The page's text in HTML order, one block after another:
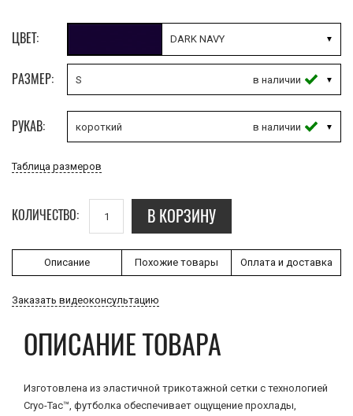
ЦВЕТ: DARK NAVY
РАЗМЕР: S
РУКАВ: короткий
Таблица размеров
КОЛИЧЕСТВО: В КОРЗИНУ
Описание Похожие товары Оплата и доставка
Заказать видеоконсультацию
ОПИСАНИЕ ТОВАРА
Изготовлена из эластичной трикотажной сетки с технологией
Cryo-Tac™, футболка обеспечивает ощущение прохлады,